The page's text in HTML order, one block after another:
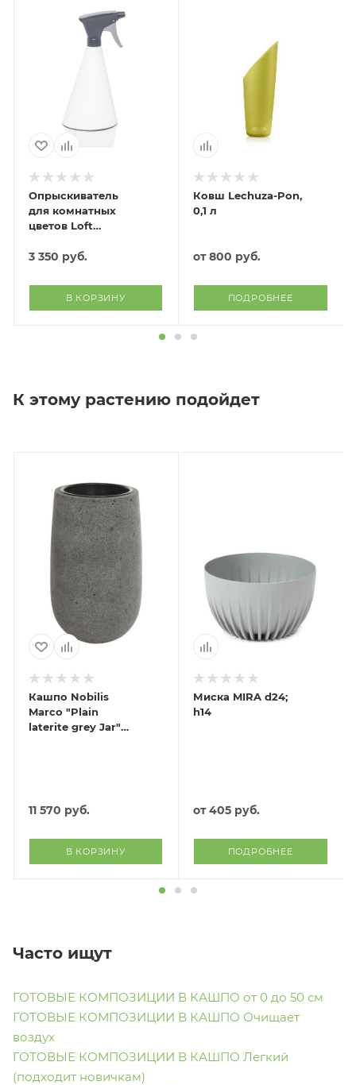
Опрыскиватель
для комнатных
цветов Loft
3 350 руб.
В КОРЗИНУ
Ковш Lechuza-Pon,
0,1 л
от800 руб.
ПОДРОБНЕЕ
К этому растению подойдет
Кашпо Nobilis
Marco "Plain
laterite grey Jar"
11 570 руб.
В КОРЗИНУ
Миска MIRA d24;
h14
от405 руб.
ПОДРОБНЕЕ
Часто ищут
ГОТОВЫЕ КОМПОЗИЦИИ В КАШПО от 0 до 50 см
ГОТОВЫЕ КОМПОЗИЦИИ В КАШПО Очищает
воздух
ГОТОВЫЕ КОМПОЗИЦИИ В КАШПО Легкий
(подходит новичкам)